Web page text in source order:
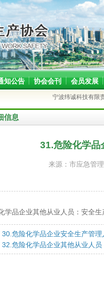
知公告 协会会刊 会员发展
宁波纬诚科技有限责
信息
31.危险化学品
来源：市应急管
学品企业其他从业人员：安全
30.危险化学品企业安全生产管
32.危险化学品企业其他从业人